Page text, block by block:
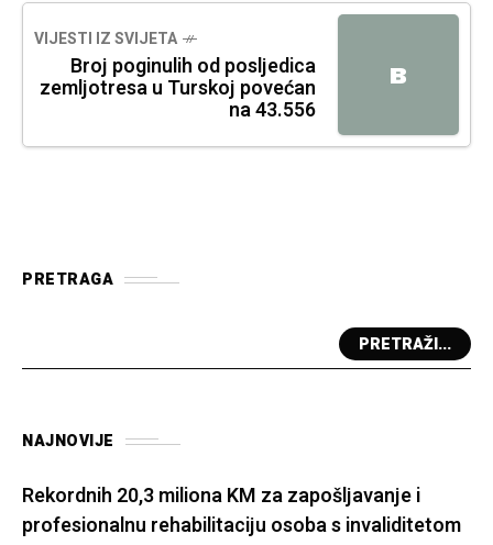
B
VIJESTI IZ SVIJETA
Broj poginulih od posljedica
zemljotresa u Turskoj povećan
na 43.556
PRETRAGA
PRETRAŽI...
NAJNOVIJE
Rekordnih 20,3 miliona KM za zapošljavanje i
profesionalnu rehabilitaciju osoba s invaliditetom